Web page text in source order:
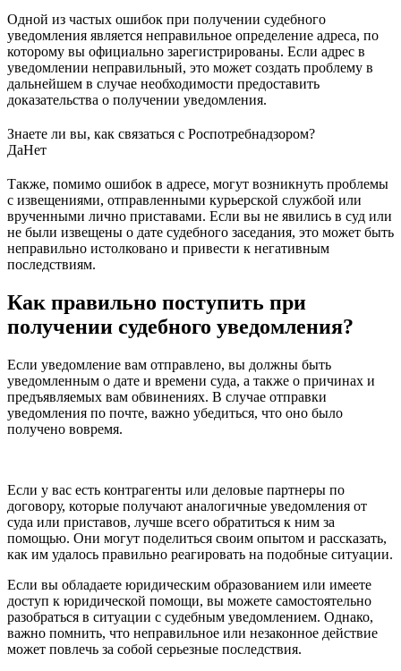
Одной из частых ошибок при получении судебного
уведомления является неправильное определение адреса, по
которому вы официально зарегистрированы. Если адрес в
уведомлении неправильный, это может создать проблему в
дальнейшем в случае необходимости предоставить
доказательства о получении уведомления.
Знаете ли вы, как связаться с Роспотребнадзором?
ДаНет
Также, помимо ошибок в адресе, могут возникнуть проблемы
с извещениями, отправленными курьерской службой или
врученными лично приставами. Если вы не явились в суд или
не были извещены о дате судебного заседания, это может быть
неправильно истолковано и привести к негативным
последствиям.
Как правильно поступить при
получении судебного уведомления?
Если уведомление вам отправлено, вы должны быть
уведомленным о дате и времени суда, а также о причинах и
предъявляемых вам обвинениях. В случае отправки
уведомления по почте, важно убедиться, что оно было
получено вовремя.
Если у вас есть контрагенты или деловые партнеры по
договору, которые получают аналогичные уведомления от
суда или приставов, лучше всего обратиться к ним за
помощью. Они могут поделиться своим опытом и рассказать,
как им удалось правильно реагировать на подобные ситуации.
Если вы обладаете юридическим образованием или имеете
доступ к юридической помощи, вы можете самостоятельно
разобраться в ситуации с судебным уведомлением. Однако,
важно помнить, что неправильное или незаконное действие
может повлечь за собой серьезные последствия.